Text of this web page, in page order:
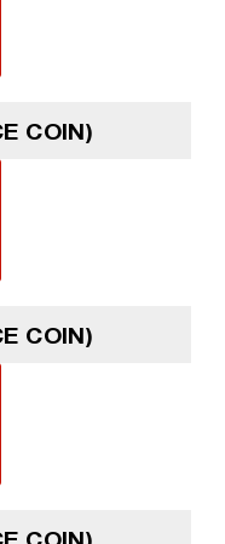
COIN)
COIN)
COIN)